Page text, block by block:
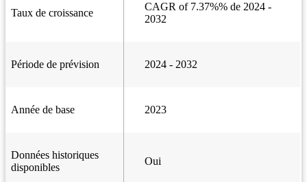
Taux de croissance
CAGR of 7.37%% de 2024 -
2032
Période de prévision 2024 - 2032
Année de base 2023
Données historiques
disponibles
Oui